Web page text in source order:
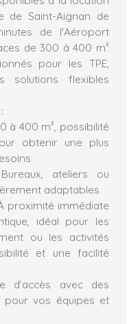
de Saint-Aignan de
de l'Aéroport
de 300 à 400 m²
pour les TPE,
solutions flexibles
à 400 m², possibilité
obtenir une plus
ateliers ou
adaptables
proximité immédiate
idéal pour les
ou les activités
et une facilité
d’accès avec des
pour vos équipes et